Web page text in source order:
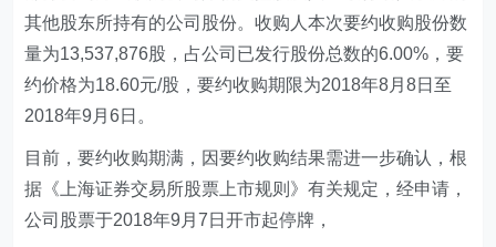
其他股东所持有的公司股份。收购人本次要约收购股份数
量为13,537,876股，占公司已发行股份总数的6.00%，要
约价格为18.60元/股，要约收购期限为2018年8月8日至
2018年9月6日。
目前，要约收购期满，因要约收购结果需进一步确认，根
据《上海证券交易所股票上市规则》有关规定，经申请，
公司股票于2018年9月7日开市起停牌，